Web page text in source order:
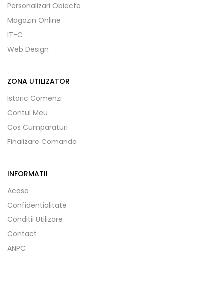
Personalizari Obiecte
Magazin Online
IT-C
Web Design
ZONA UTILIZATOR
Istoric Comenzi
Contul Meu
Cos Cumparaturi
Finalizare Comanda
INFORMATII
Acasa
Confidentialitate
Conditii Utilizare
Contact
ANPC